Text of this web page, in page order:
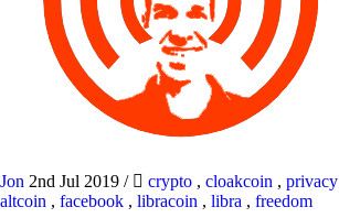
Jon 2nd Jul 2019 / crypto , cloakcoin , privacy
altcoin , facebook , libracoin , libra , freedom